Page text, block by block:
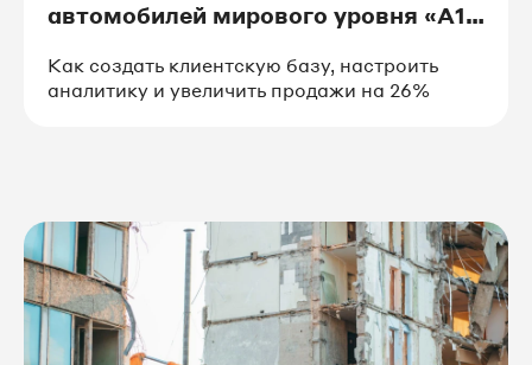
автомобилей мирового уровня «А1
Как создать клиентскую базу, настроить
аналитику и увеличить продажи на 26%